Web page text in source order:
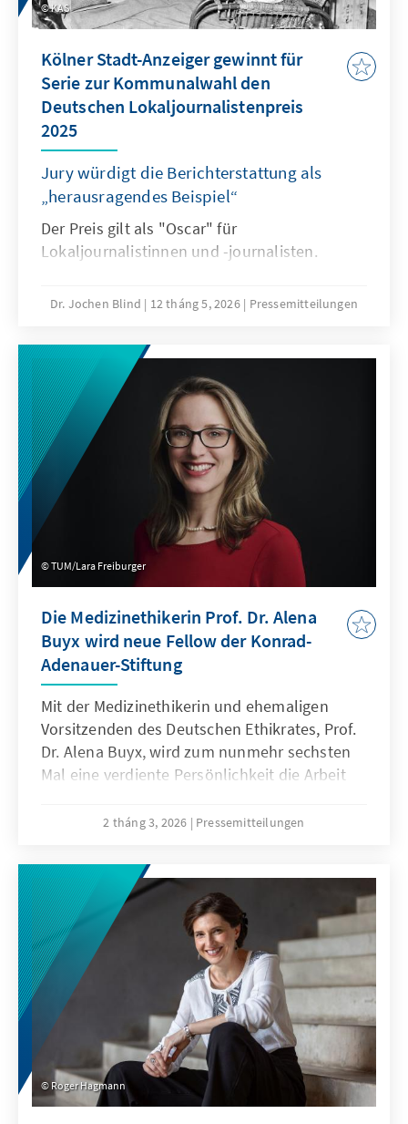
KAS
Kölner Stadt-Anzeiger gewinnt für
Serie zur Kommunalwahl den
Deutschen Lokaljournalistenpreis
2025
Jury würdigt die Berichterstattung als
„herausragendes Beispiel“
Der Preis gilt als "Oscar" für
Lokaljournalistinnen und -journalisten.
Dr. Jochen Blind 12 tháng 5, 2026 Pressemitteilungen
TUM/Lara Freiburger
Die Medizinethikerin Prof. Dr. Alena
Buyx wird neue Fellow der Konrad-
Adenauer-Stiftung
Mit der Medizinethikerin und ehemaligen
Vorsitzenden des Deutschen Ethikrates, Prof.
Dr. Alena Buyx, wird zum nunmehr sechsten
Mal eine verdiente Persönlichkeit die Arbeit
begleiten. Sie folgt damit auf den Soziologen
Sicherheitsexperten Christoph Heusgen
(2022), die Meeresbiologin Antje Boetius
(2023), den Digital- und Technologieexperten
Lars Zimmermann (2024) und den
Wirtschaftsexperten Christoph Schmidt
(2025).
2 tháng 3, 2026 Pressemitteilungen
Roger Hagmann